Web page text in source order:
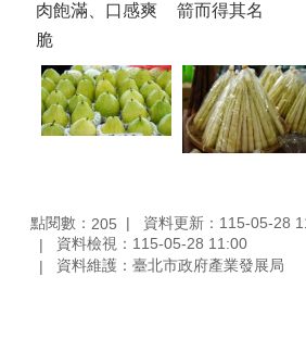
肉飽滿、口感爽
脆
箭而得其名
點閱數： 205
資料更新：115-05-28
資料檢視：115-05-28 11:00
資料維護：臺北市政府產業發展局